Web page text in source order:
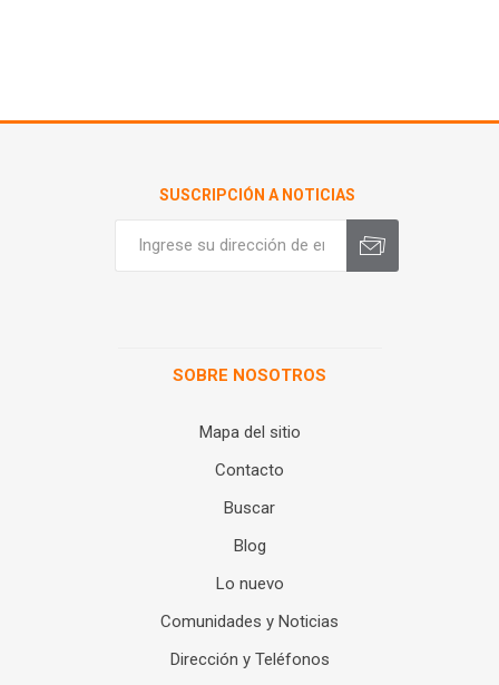
SUSCRIPCIÓN A NOTICIAS
SOBRE NOSOTROS
Mapa del sitio
Contacto
Buscar
Blog
Lo nuevo
Comunidades y Noticias
Dirección y Teléfonos